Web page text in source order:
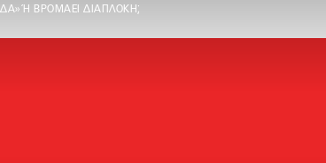
Ή ΒΡΟΜΆΕΙ ΔΙΑΠΛΟΚΉ;